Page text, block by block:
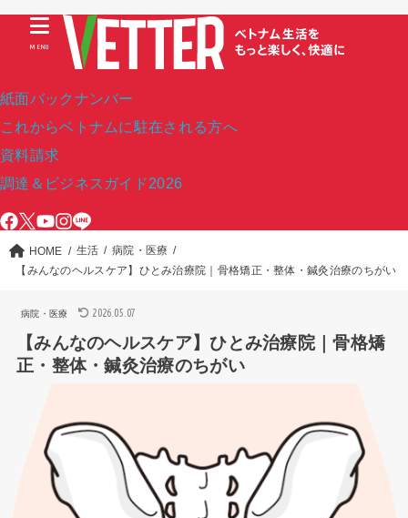
紙面バックナンバー
これからベトナムに駐在される方へ
資料請求
調達＆ビジネスガイド2026
MENU
HOME 生活
病院・医療
【みんなのヘルスケア】ひとみ治療院｜骨格矯正・整体・鍼灸治療のちがい
病院・医療 2026.05.07
【みんなのヘルスケア】ひとみ治療院｜骨格矯
正・整体・鍼灸治療のちがい